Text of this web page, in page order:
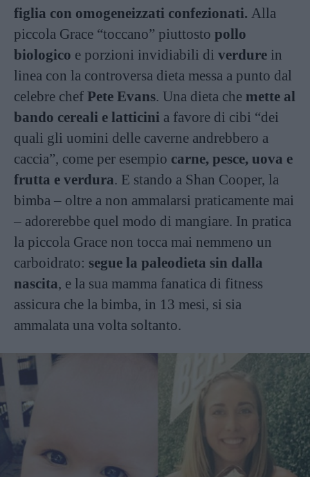
figlia con omogeneizzati confezionati. Alla
piccola Grace “toccano” piuttosto pollo
biologico e porzioni invidiabili di verdure in
linea con la controversa dieta messa a punto dal
celebre chef Pete Evans. Una dieta che mette al
bando cereali e latticini a favore di cibi “dei
quali gli uomini delle caverne andrebbero a
caccia”, come per esempio carne, pesce, uova e
frutta e verdura. E stando a Shan Cooper, la
bimba – oltre a non ammalarsi praticamente mai
– adorerebbe quel modo di mangiare. In pratica
la piccola Grace non tocca mai nemmeno un
carboidrato: segue la paleodieta sin dalla
nascita, e la sua mamma fanatica di fitness
assicura che la bimba, in 13 mesi, si sia
ammalata una volta soltanto.